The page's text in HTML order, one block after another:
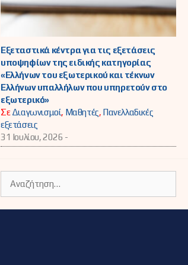
Εξεταστικά κέντρα για τις εξετάσεις
υποψηφίων της ειδικής κατηγορίας
«Ελλήνων του εξωτερικού και τέκνων
Ελλήνων υπαλλήλων που υπηρετούν στο
εξωτερικό»
ΣεΔιαγωνισμοί, Μαθητές, Πανελλαδικές
εξετάσεις
31 Ιουλίου, 2026 -
για: